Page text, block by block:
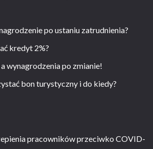
po ustaniu zatrudnienia?
kredyt 2%?
wynagrodzenia po zmianie!
bon turystyczny i do kiedy?
pracowników przeciwko COVID-